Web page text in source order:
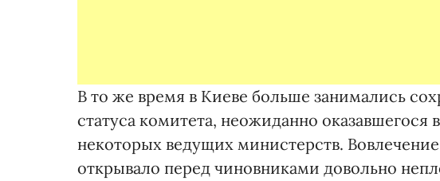
В то же время в Киеве больше занимались
статуса комитета, неожиданно
некоторых ведущих министерств.
открывало перед чиновниками довольно